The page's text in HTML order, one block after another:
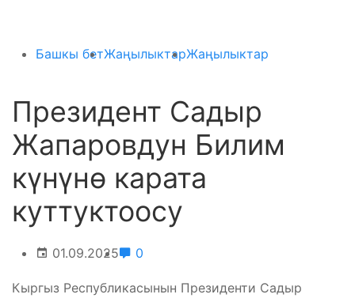
Башкы бетЖаңылыктарЖаңылыктар
Президент Садыр
Жапаровдун Билим
күнүнө карата
куттуктоосу
01.09.2025 0
Кыргыз Республикасынын Президенти Садыр